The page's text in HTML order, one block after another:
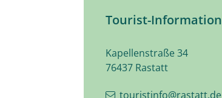
Tourist-Information
Kapellenstraße 34
76437 Rastatt
touristinfo@rastatt.de